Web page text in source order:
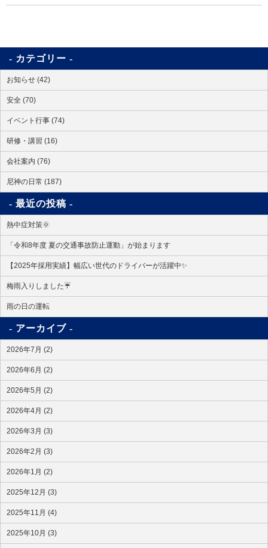
カテゴリー
お知らせ (42)
安全 (70)
イベント行事 (74)
研修・講習 (16)
会社案内 (76)
尼神の日常 (187)
最近の投稿
熱中症対策🌞
「令和8年度 夏の交通事故防止運動」が始まります
【2025年採用実績】幅広い世代のドライバーが活躍中✨
梅雨入りしました☔
雨の日の運転
アーカイブ
2026年7月 (2)
2026年6月 (2)
2026年5月 (2)
2026年4月 (2)
2026年3月 (3)
2026年2月 (3)
2026年1月 (2)
2025年12月 (3)
2025年11月 (4)
2025年10月 (3)